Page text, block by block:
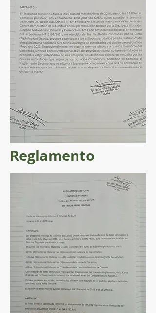
Reglamento